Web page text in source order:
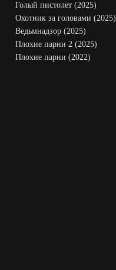
Голый пистолет (2025)
Охотник за головами (2025)
Ведьмнадзор (2025)
Плохие парни 2 (2025)
Плохие парни (2022)